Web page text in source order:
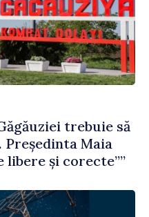
trebuie să
Președinta Maia
libere și corecte””